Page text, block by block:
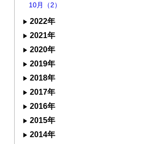
10月（2）
2022年
2021年
2020年
2019年
2018年
2017年
2016年
2015年
2014年